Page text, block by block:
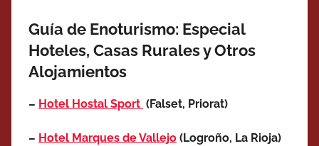
Guía de Enoturismo: Especial
Hoteles, Casas Rurales y Otros
Alojamientos
– Hotel Hostal Sport (Falset, Priorat)
– Hotel Marques de Vallejo (Logroño, La Rioja)